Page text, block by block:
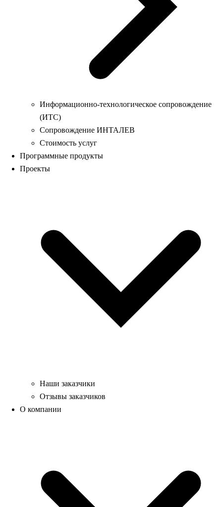
Информационно-технологическое сопровождение
(ИТС)
Сопровождение ИНТАЛЕВ
Стоимость услуг
Программные продукты
Проекты
Наши заказчики
Отзывы заказчиков
О компании